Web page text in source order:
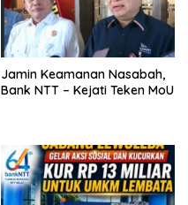
Jamin Keamanan Nasabah,
Bank NTT – Kejati Teken MoU